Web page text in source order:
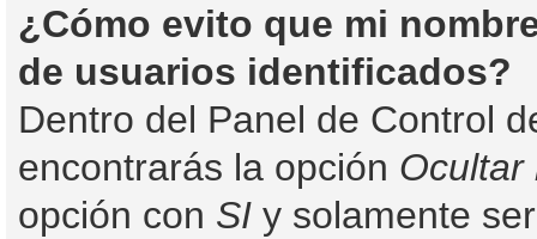
¿Cómo evito que mi
de usuarios identificados?
Dentro del Panel de Control
encontrarás la opción Ocultar
opción con SI y solamente